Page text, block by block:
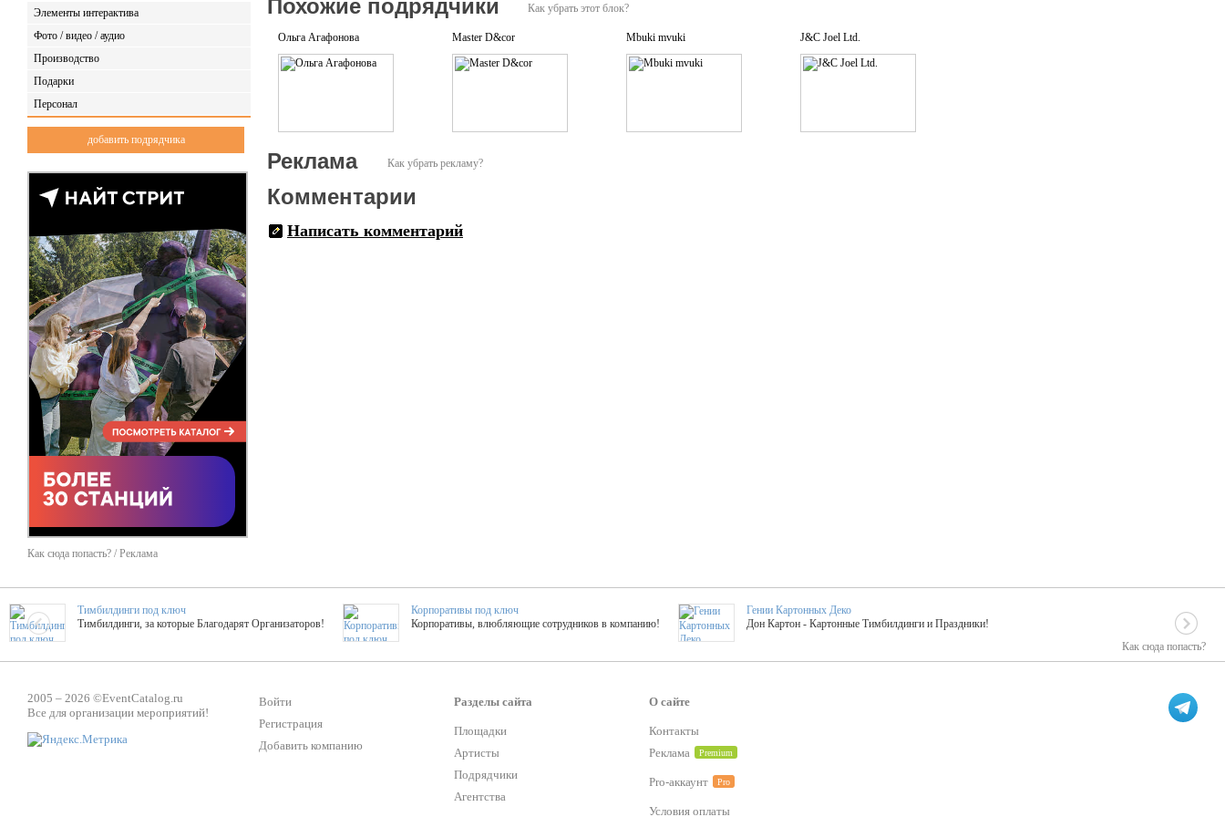
Элементы интерактива
Фото / видео / аудио
Производство
Подарки
Персонал
добавить подрядчика
Как сюда попасть? / Реклама
заблаговременно.
Сделать что-то невозможное в отсутствии сроков - это то, чему мы научились.
Как убрать этот блок?
Похожие подрядчики
Ольга Агафонова Master D&cor Mbuki mvuki J&C Joel Ltd.
Как убрать рекламу?
Реклама
Комментарии
Написать комментарий
Как сюда попасть?
Тимбилдинги под ключ
Тимбилдинги, за которые Благодарят Организаторов!
Корпоративы под ключ
Корпоративы, влюбляющие сотрудников в компанию!
Гении Картонных Деко
Дон Картон - Картонные Тимбилдинги и Праздники!
ТОПовые мастер-классы на мероприятие! Гибкие цены!
ShowTex - Декор и Ди
Мастер-классы
ТОП 25 активностей! Смета за 15 минут!
Букинг компания №1
Оперативная информация о любых зарубежных артистах
2005 – 2026 ©EventCatalog.ru
Все для организации мероприятий!
Войти
Регистрация
Добавить компанию
Разделы сайта
Площадки
Артисты
Подрядчики
Агентства
О сайте
Контакты
Реклама
Premium
Pro-аккаунт Pro
Условия оплаты